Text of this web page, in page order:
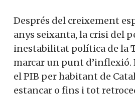
Després del creixement
anys seixanta, la crisi del
inestabilitat política de la
marcar un punt d’inflexió.
el PIB per habitant de
estancar o fins i tot